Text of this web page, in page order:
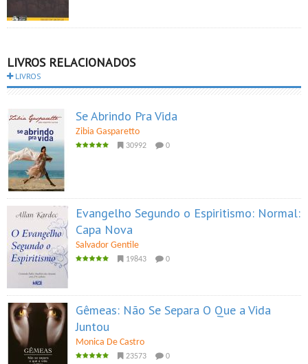
LIVROS RELACIONADOS
LIVROS
Se Abrindo Pra Vida
Zibia Gasparetto
30992 0
Evangelho Segundo o Espiritismo: Normal:
Capa Nova
Salvador Gentile
19843 0
Gêmeas: Não Se Separa O Que a Vida
Juntou
Monica De Castro
23573 0